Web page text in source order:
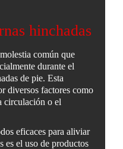
hinchadas
común que
durante el
de pie. Esta
diversos factores como
circulación o el
eficaces para aliviar
es el uso de productos